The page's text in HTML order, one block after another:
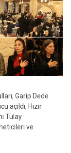
Garip Dede
açıldı, Hızır
Tülay
ve